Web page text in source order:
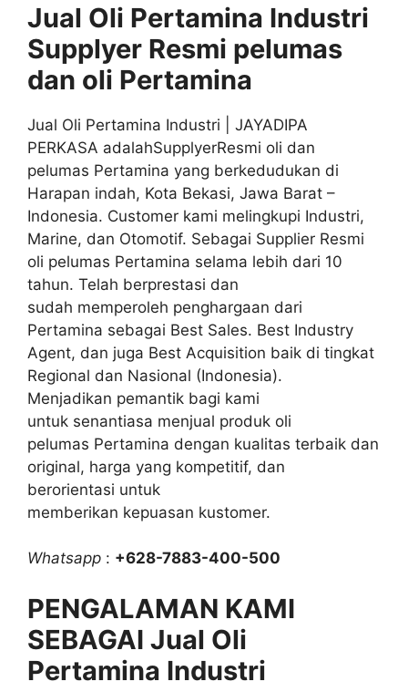
Jual Oli Pertamina Industri
Supplyer Resmi pelumas
dan oli Pertamina
Jual Oli Pertamina Industri | JAYADIPA
PERKASA adalahSupplyerResmi oli dan
pelumas Pertamina yang berkedudukan di
Harapan indah, Kota Bekasi, Jawa Barat –
Indonesia. Customer kami melingkupi Industri,
Marine, dan Otomotif. Sebagai Supplier Resmi
oli pelumas Pertamina selama lebih dari 10
tahun. Telah berprestasi dan
sudah memperoleh penghargaan dari
Pertamina sebagai Best Sales. Best Industry
Agent, dan juga Best Acquisition baik di tingkat
Regional dan Nasional (Indonesia).
Menjadikan pemantik bagi kami
untuk senantiasa menjual produk oli
pelumas Pertamina dengan kualitas terbaik dan
original, harga yang kompetitif, dan
berorientasi untuk
memberikan kepuasan kustomer.
Whatsapp : +628-7883-400-500
PENGALAMAN KAMI
SEBAGAI Jual Oli
Pertamina Industri